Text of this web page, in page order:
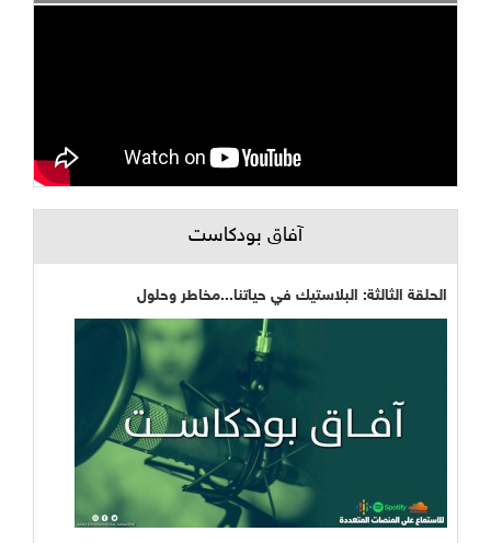
آفاق بودكاست
الحلقة الثالثة: البلاستيك في حياتنا...مخاطر وحلول